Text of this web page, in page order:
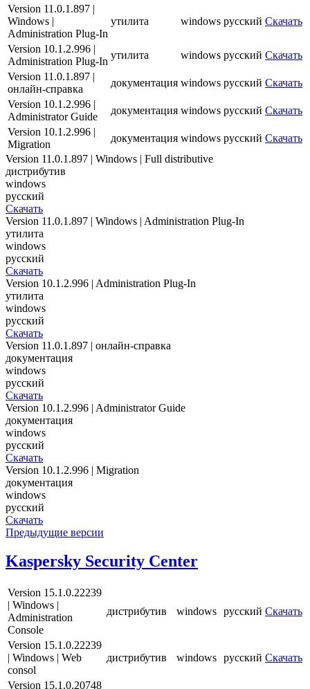
Version 11.0.1.897 |
Windows |
Administration Plug-In
утилита windows русский Скачать
Version 10.1.2.996 |
Administration Plug-In
утилита windows русский Скачать
Version 11.0.1.897 |
онлайн-справка
документация windows русский Скачать
Version 10.1.2.996 |
Administrator Guide
документация windows русский Скачать
Version 10.1.2.996 |
Migration
документация windows русский Скачать
Version 11.0.1.897 | Windows | Full distributive
дистрибутив
windows
русский
Скачать
Version 11.0.1.897 | Windows | Administration Plug-In
утилита
windows
русский
Скачать
Version 10.1.2.996 | Administration Plug-In
утилита
windows
русский
Скачать
Version 11.0.1.897 | онлайн-справка
документация
windows
русский
Скачать
Version 10.1.2.996 | Administrator Guide
документация
windows
русский
Скачать
Version 10.1.2.996 | Migration
документация
windows
русский
Скачать
Предыдущие версии
Kaspersky Security Center
Version 15.1.0.22239
| Windows |
Administration
Console
дистрибутив windows русский Скачать
Version 15.1.0.22239
| Windows | Web
consol
дистрибутив windows русский Скачать
Version 15.1.0.20748